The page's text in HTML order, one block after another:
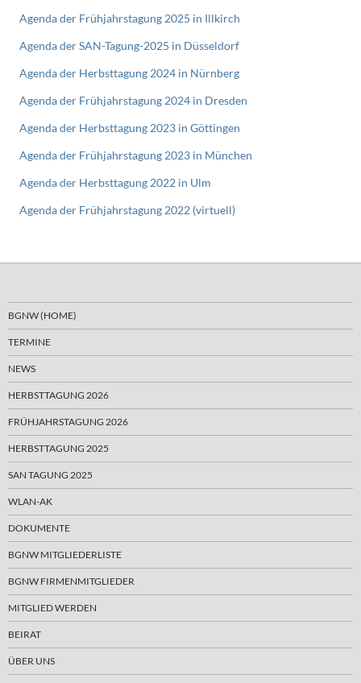
Agenda der Frühjahrstagung 2025 in Illkirch
Agenda der SAN-Tagung-2025 in Düsseldorf
Agenda der Herbsttagung 2024 in Nürnberg
Agenda der Frühjahrstagung 2024 in Dresden
Agenda der Herbsttagung 2023 in Göttingen
Agenda der Frühjahrstagung 2023 in München
Agenda der Herbsttagung 2022 in Ulm
Agenda der Frühjahrstagung 2022 (virtuell)
BGNW (HOME)
TERMINE
NEWS
HERBSTTAGUNG 2026
FRÜHJAHRSTAGUNG 2026
HERBSTTAGUNG 2025
SAN TAGUNG 2025
WLAN-AK
DOKUMENTE
BGNW MITGLIEDERLISTE
BGNW FIRMENMITGLIEDER
MITGLIED WERDEN
BEIRAT
ÜBER UNS